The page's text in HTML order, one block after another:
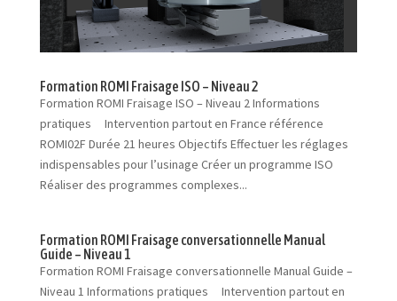
Formation ROMI Fraisage ISO – Niveau 2
Formation ROMI Fraisage ISO – Niveau 2 Informations
pratiques Intervention partout en France référence
ROMI02F Durée 21 heures Objectifs Effectuer les réglages
indispensables pour l’usinage Créer un programme ISO
Réaliser des programmes complexes...
Formation ROMI Fraisage conversationnelle Manual
Guide – Niveau 1
Formation ROMI Fraisage conversationnelle Manual Guide –
Niveau 1 Informations pratiques Intervention partout en